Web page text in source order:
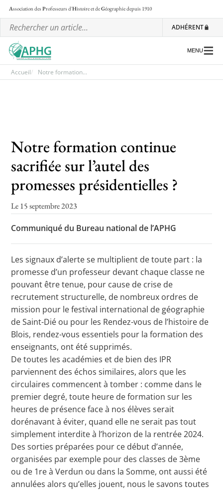
Association desProfesseurs d'Histoire et deGéographiedepuis 1910
ADHÉRENT
Les ateliers nationaux
Communiqués et motions
Lettre d’information de l’APHG
Toutes les actualités
Les rendez-vous de l’APHG
Concours de recrutement
Concours scolaires
Conférences, tables rondes
Critique d’ouvrages publiés
Culture
MENU
Accueil Notre formation...
Notre formation continue
sacrifiée sur l’autel des
promesses présidentielles ?
Le 15 septembre 2023
Communiqué du Bureau national de l’APHG
Les signaux d’alerte se multiplient de toute part : la
promesse d’un professeur devant chaque classe ne
pouvant être tenue, pour cause de crise de
recrutement structurelle, de nombreux ordres de
mission pour le festival international de géographie
de Saint-Dié ou pour les Rendez-vous de l’histoire de
Blois, rendez-vous essentiels pour la formation des
enseignants, ont été supprimés.
De toutes les académies et de bien des IPR
parviennent des échos similaires, alors que les
circulaires commencent à tomber : comme dans le
premier degré, toute heure de formation sur les
heures de présence face à nos élèves serait
dorénavant à éviter, quand elle ne serait pas tout
simplement interdite à l’horizon de la rentrée 2024.
Des sorties préparées pour ce début d’année,
organisées par exemple pour des classes de 3ème
ou de 1re à Verdun ou dans la Somme, ont aussi été
annulées alors qu’elles jouent, nous le savons toutes